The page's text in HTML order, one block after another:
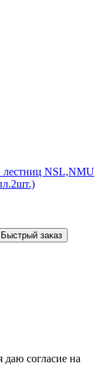
лестниц NSL,NMU
Быстрый заказ
согласие на